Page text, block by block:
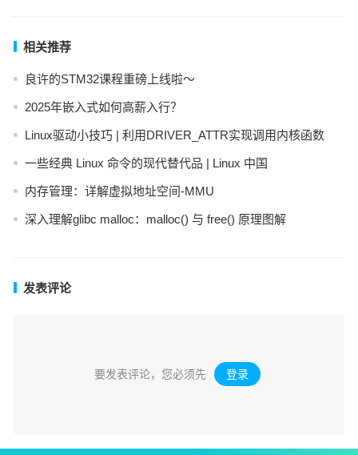
相关推荐
良许的STM32课程重磅上线啦～
2025年嵌入式如何高薪入行？
Linux驱动小技巧 | 利用DRIVER_ATTR实现调用内核函数
一些经典 Linux 命令的现代替代品 | Linux 中国
内存管理：详解虚拟地址空间-MMU
深入理解glibc malloc：malloc() 与 free() 原理图解
发表评论
要发表评论，您必须先 登录 。